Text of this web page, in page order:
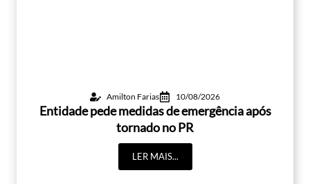
Amilton Farias 10/08/2026
Entidade pede medidas de emergência após
tornado no PR
LER MAIS...